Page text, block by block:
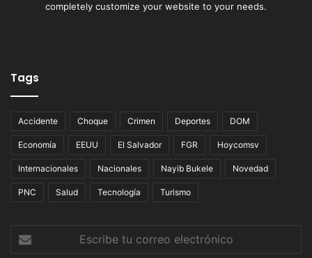
completely customize your website to your needs.
Tags
Accidente Choque Crimen Deportes DOM
Economía EEUU El Salvador FGR Hoycomsv
Internacionales Nacionales Nayib Bukele Novedad
PNC Salud Tecnología Turismo